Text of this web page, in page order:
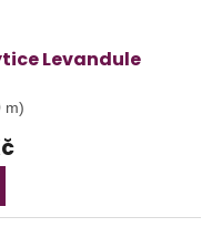
Levandule
m)